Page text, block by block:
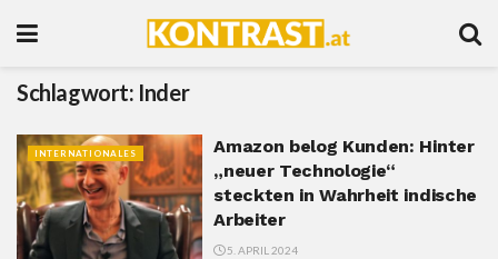
Schlagwort: Inder
INTERNATIONALES
Amazon belog Kunden: Hinter
„neuer Technologie“
steckten in Wahrheit indische
Arbeiter
5. APRIL 2024